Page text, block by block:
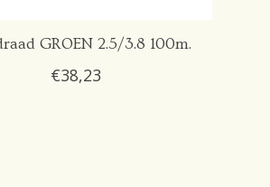
GROEN 2.5/3.8 100m.
€38,23